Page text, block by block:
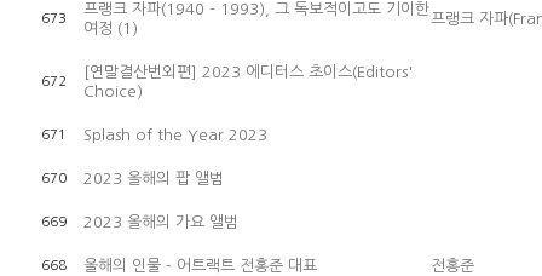
673
프랭크 자파(1940 - 1993), 그 독보적이고도 기이한
여정 (1)
프랭크 자파
672
[연말결산번외편] 2023 에디터스 초이스(Editors'
Choice)
671 Splash of the Year 2023
670 2023 올해의 팝 앨범
669 2023 올해의 가요 앨범
668 올해의 인물 - 어트랙트 전홍준 대표 전홍준